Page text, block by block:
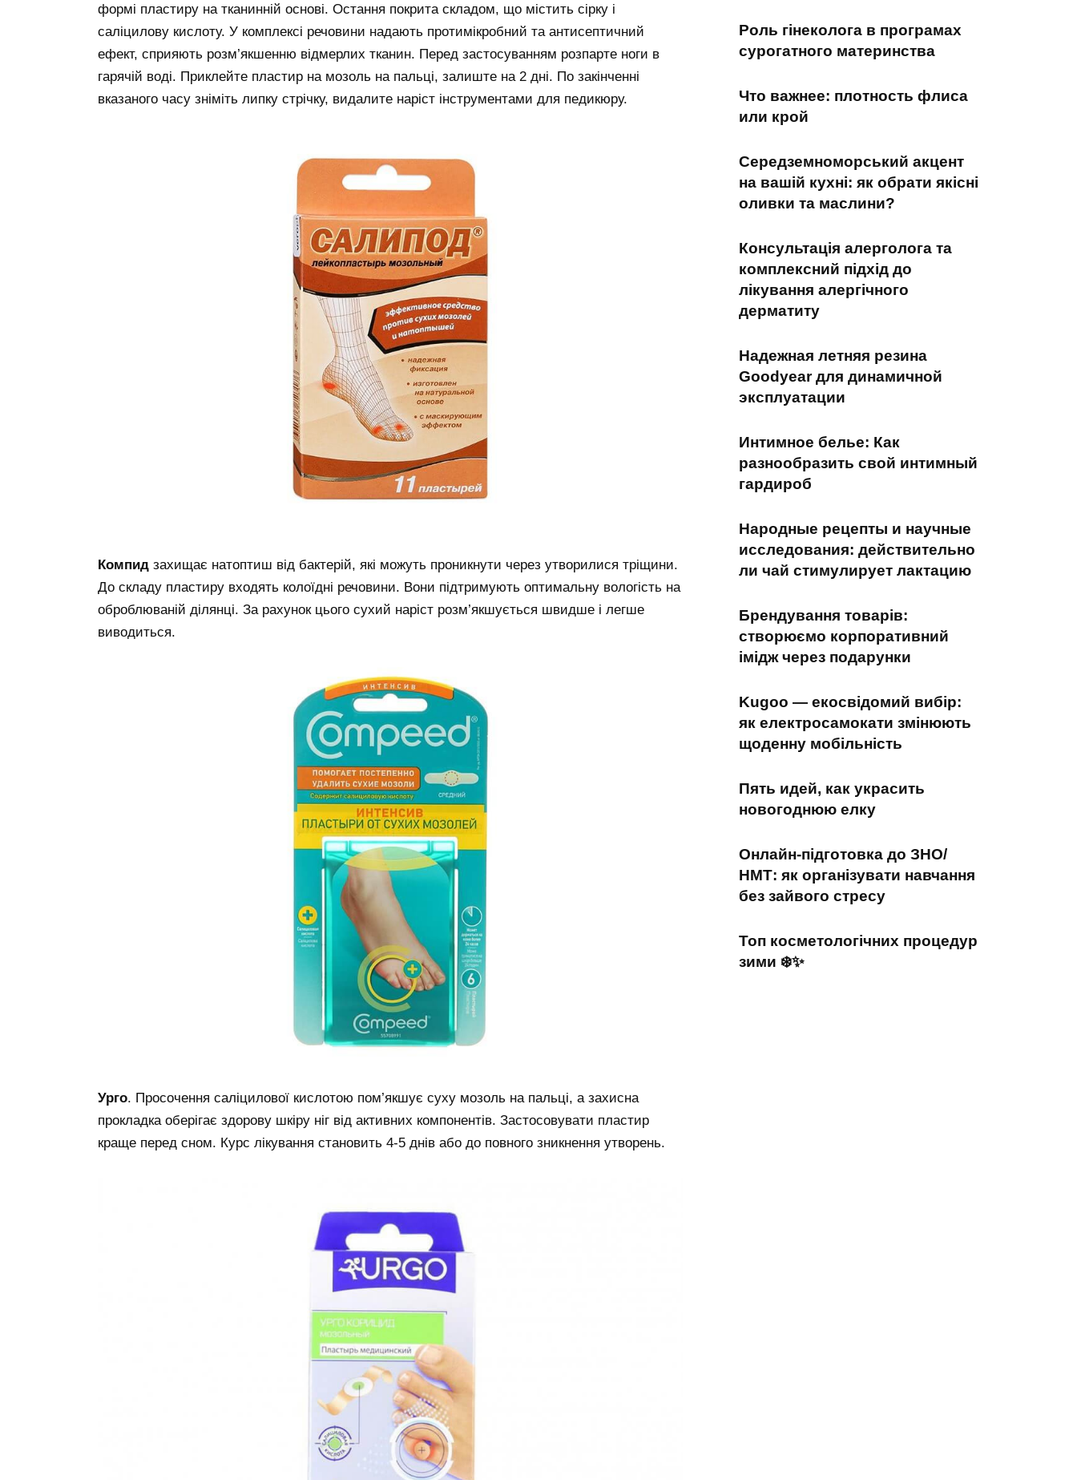
формі пластиру на тканинній основі. Остання покрита складом, що містить сірку і
саліцилову кислоту. У комплексі речовини надають протимікробний та антисептичний
ефект, сприяють розм’якшенню відмерлих тканин. Перед застосуванням розпарте ноги в
гарячій воді. Приклейте пластир на мозоль на пальці, залиште на 2 дні. По закінченні
вказаного часу зніміть липку стрічку, видалите наріст інструментами для педикюру.
Компид захищає натоптиш від бактерій, які можуть проникнути через утворилися тріщини.
До складу пластиру входять колоїдні речовини. Вони підтримують оптимальну вологість на
оброблюваній ділянці. За рахунок цього сухий наріст розм’якшується швидше і легше
виводиться.
Урго. Просочення саліцилової кислотою пом’якшує суху мозоль на пальці, а захисна
прокладка оберігає здорову шкіру ніг від активних компонентів. Застосовувати пластир
краще перед сном. Курс лікування становить 4-5 днів або до повного зникнення утворень.
Роль гінеколога в програмах
сурогатного материнства
Что важнее: плотность флиса
или крой
Середземноморський акцент
на вашій кухні: як обрати якісні
оливки та маслини?
Консультація алерголога та
комплексний підхід до
лікування алергічного
дерматиту
Надежная летняя резина
Goodyear для динамичной
эксплуатации
Интимное белье: Как
разнообразить свой интимный
гардироб
Народные рецепты и научные
исследования: действительно
ли чай стимулирует лактацию
Брендування товарів:
створюємо корпоративний
імідж через подарунки
Kugoo — екосвідомий вибір:
як електросамокати змінюють
щоденну мобільність
Пять идей, как украсить
новогоднюю елку
Онлайн-підготовка до ЗНО/
НМТ: як організувати навчання
без зайвого стресу
Топ косметологічних процедур
зими ❄️✨